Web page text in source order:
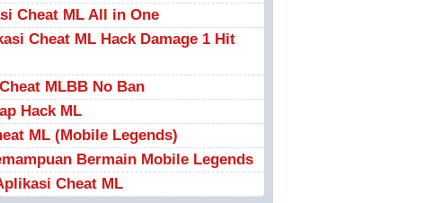
Cheat ML All in One
Cheat ML Hack Damage 1 Hit
MLBB No Ban
Hack ML
ML (Mobile Legends)
Bermain Mobile Legends
Cheat ML